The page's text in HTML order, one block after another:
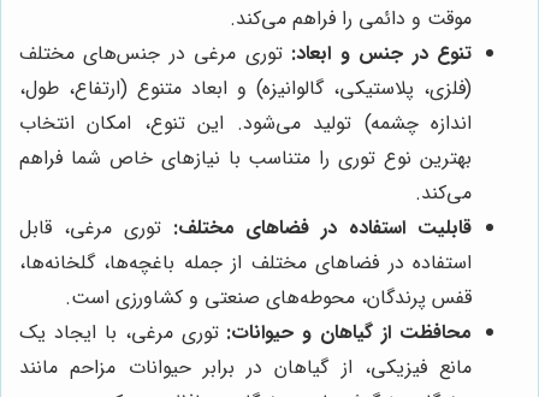
موقت و دائمی را فراهم می‌کند.
تنوع در جنس و ابعاد: توری مرغی در جنس‌های مختلف
(فلزی، پلاستیکی، گالوانیزه) و ابعاد متنوع (ارتفاع، طول،
اندازه چشمه) تولید می‌شود. این تنوع، امکان انتخاب
بهترین نوع توری را متناسب با نیازهای خاص شما فراهم
می‌کند.
قابلیت استفاده در فضاهای مختلف: توری مرغی، قابل
استفاده در فضاهای مختلف از جمله باغچه‌ها، گلخانه‌ها،
قفس پرندگان، محوطه‌های صنعتی و کشاورزی است.
محافظت از گیاهان و حیوانات: توری مرغی، با ایجاد یک
مانع فیزیکی، از گیاهان در برابر حیوانات مزاحم مانند